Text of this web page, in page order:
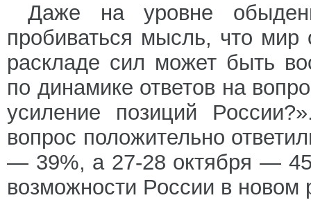
Даже на уровне
пробиваться мысль, что
раскладе сил может быть
по динамике ответов на
усиление позиций
вопрос положительно
— 39%, а 27-28 октября —
возможности России в новом